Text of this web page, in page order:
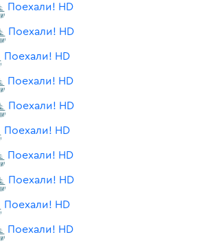
Поехали! HD
Поехали! HD
Поехали! HD
Поехали! HD
Поехали! HD
Поехали! HD
Поехали! HD
Поехали! HD
Поехали! HD
Поехали! HD